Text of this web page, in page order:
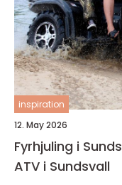
inspiration
12. May 2026
Fyrhjuling i
ATV i Sundsvall